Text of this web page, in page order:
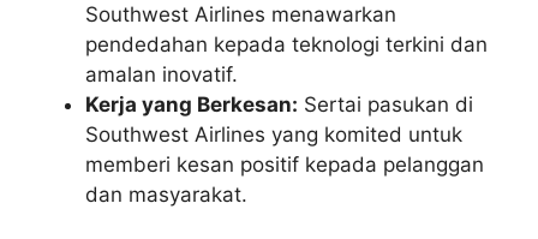
Southwest Airlines menawarkan
pendedahan kepada teknologi terkini dan
amalan inovatif.
Kerja yang Berkesan: Sertai pasukan di
Southwest Airlines yang komited untuk
memberi kesan positif kepada pelanggan
dan masyarakat.